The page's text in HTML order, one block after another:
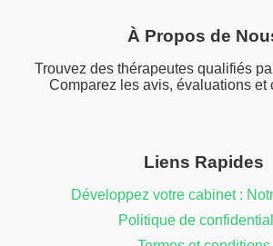
À Propos de
Trouvez des thérapeutes qualifiés
Comparez les avis, évaluations et
Liens Rapides
Développez votre cabinet :
Politique de